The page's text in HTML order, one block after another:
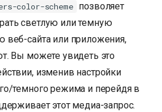
color-scheme позволяет
светлую или темную
веб-сайта или приложения,
Вы можете увидеть это
изменив настройки
темного режима и перейдя в
этот медиа-запрос.